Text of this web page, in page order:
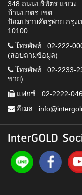
348 ถนนบริพัตร แขวง
บ้านบาตร เขต
ป้อมปราบศัตรูพ่าย กรุง
10100
โทรศัพท์ : 02-222-
(สอบถามข้อมูล)
โทรศัพท์ : 02-2233-
ขาย)
แฟกซ์ : 02-2222-046
อีเมล :
InterGOLD